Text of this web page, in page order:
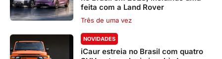
feita com a Land Rover
Três de uma vez
NOVIDADES
iCaur estreia no Brasil com quatro